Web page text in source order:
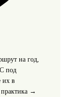
на год,
под
их в
→